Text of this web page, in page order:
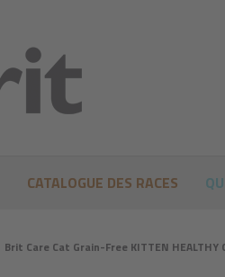
Brit Care Cat Grain-Free KITTEN HEALTHY
CATALOGUE DES RACES